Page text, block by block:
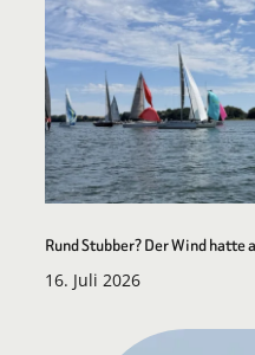
Rund Stubber? Der Wind hatte
16. Juli 2026